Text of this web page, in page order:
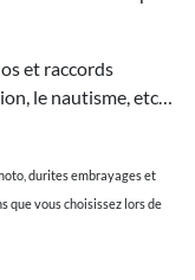
et raccords
le nautisme, etc…
durites embrayages et
que vous choisissez lors de